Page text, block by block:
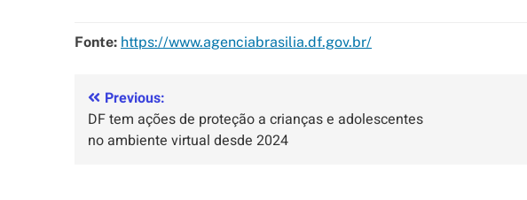
Fonte: https://www.agenciabrasilia.df.gov.br/
Previous:
DF tem ações de proteção a crianças e adolescentes
no ambiente virtual desde 2024